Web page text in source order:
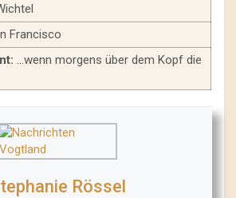
Francisco
…wenn morgens über dem Kopf die
Rössel